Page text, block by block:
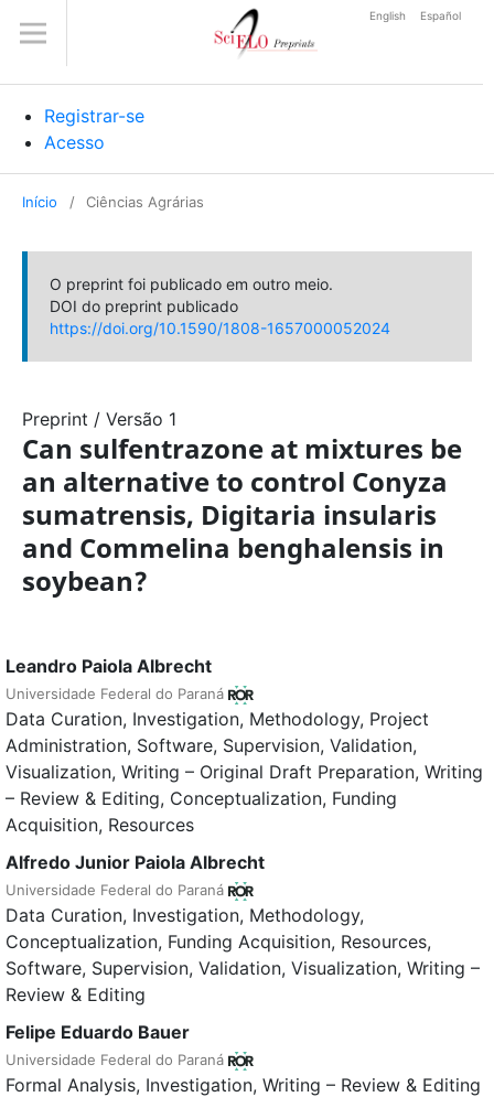
Registrar-se
Acesso
English Español
Início / Ciências Agrárias
O preprint foi publicado em outro meio.
DOI do preprint publicado
https://doi.org/10.1590/1808-1657000052024
Preprint / Versão 1
Can sulfentrazone at mixtures be
an alternative to control Conyza
sumatrensis, Digitaria insularis
and Commelina benghalensis in
soybean?
Leandro Paiola Albrecht
Universidade Federal do Paraná
Data Curation Investigation Methodology Project
Administration Software Supervision Validation
Visualization Writing – Original Draft Preparation Writing
– Review & Editing Conceptualization Funding
Acquisition Resources
Alfredo Junior Paiola Albrecht
Universidade Federal do Paraná
Data Curation Investigation Methodology
Conceptualization Funding Acquisition Resources
Software Supervision Validation Visualization Writing –
Review & Editing
Felipe Eduardo Bauer
Universidade Federal do Paraná
Formal Analysis Investigation Writing – Review & Editing